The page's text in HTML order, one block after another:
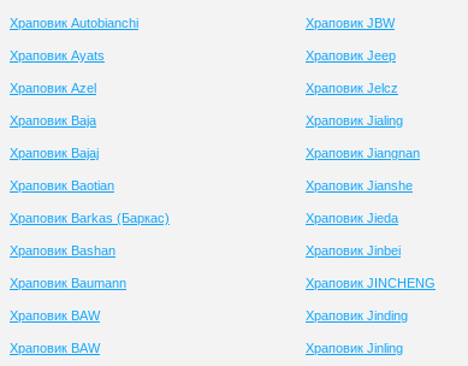
Храповик Autobianchi
Храповик Ayats
Храповик Azel
Храповик Baja
Храповик Bajaj
Храповик Baotian
Храповик Barkas (Баркас)
Храповик Bashan
Храповик Baumann
Храповик BAW
Храповик BAW
Храповик JBW
Храповик Jeep
Храповик Jelcz
Храповик Jialing
Храповик Jiangnan
Храповик Jianshe
Храповик Jieda
Храповик Jinbei
Храповик JINCHENG
Храповик Jinding
Храповик Jinling